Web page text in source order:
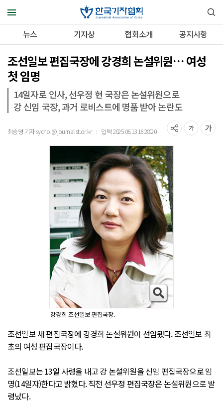
뉴스 기자상 협회소개 공지사항
조선일보 편집국장에 강경희 논설위원… 여성
첫 임명
14일자로 인사, 선우정 현 국장은 논설위원으로
강 신임 국장, 과거 로비스트에 명품 받아 논란도
최승영 기자 sychoi@journalist.or.kr ｜ 입력 2025.06.13 16:28:20
강경희 조선일보 편집국장.
조선일보 새 편집국장에 강경희 논설위원이 선임됐다. 조선일보 최
초의 여성 편집국장이다.
조선일보는 13일 사령을 내고 강 논설위원을 신임 편집국장으로 임
명(14일자)한다고 밝혔다. 직전 선우정 편집국장은 논설위원으로 발
령났다.